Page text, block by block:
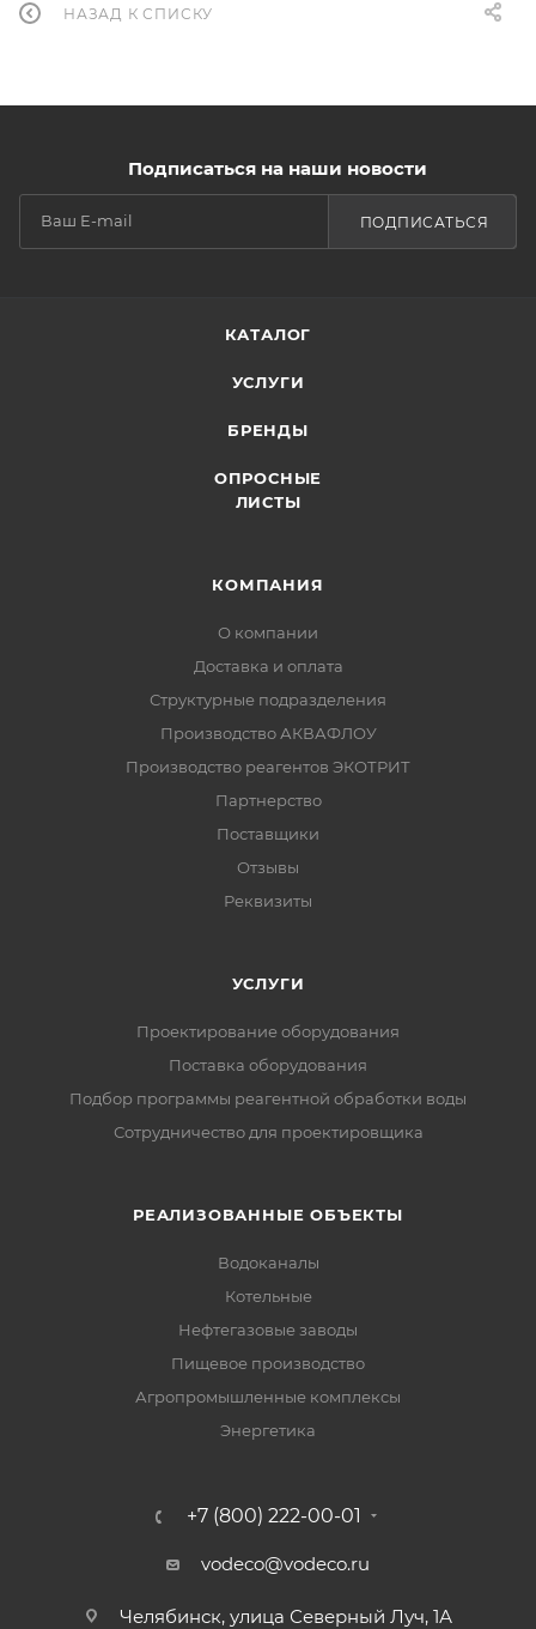
НАЗАД К СПИСКУ
Подписаться на наши новости
ПОДПИСАТЬСЯ
КАТАЛОГ
УСЛУГИ
БРЕНДЫ
ОПРОСНЫЕ
ЛИСТЫ
КОМПАНИЯ
О компании
Доставка и оплата
Структурные подразделения
Производство АКВАФЛОУ
Производство реагентов ЭКОТРИТ
Партнерство
Поставщики
Отзывы
Реквизиты
УСЛУГИ
Проектирование оборудования
Поставка оборудования
Подбор программы реагентной обработки воды
Сотрудничество для проектировщика
РЕАЛИЗОВАННЫЕ ОБЪЕКТЫ
Водоканалы
Котельные
Нефтегазовые заводы
Пищевое производство
Агропромышленные комплексы
Энергетика
+7 (800) 222-00-01
vodeco@vodeco.ru
Челябинск, улица Северный Луч, 1А